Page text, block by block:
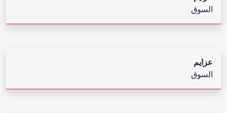
السوق
عزايم
السوق